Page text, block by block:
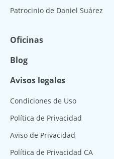
Patrocinio de Daniel Suárez
Oficinas
Blog
Avisos legales
Condiciones de Uso
Política de Privacidad
Aviso de Privacidad
Política de Privacidad CA